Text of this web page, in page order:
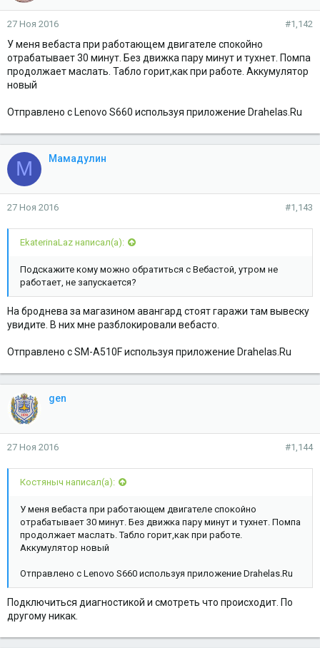
27 Ноя 2016 #1,142
У меня вебаста при работающем двигателе спокойно
отрабатывает 30 минут. Без движка пару минут и тухнет. Помпа
продолжает маслать. Табло горит,как при работе. Аккумулятор
новый
Отправлено с Lenovo S660 используя приложение Drahelas.Ru
М Мамадулин
27 Ноя 2016 #1,143
EkaterinaLaz написал(а):
Подскажите кому можно обратиться с Вебастой, утром не
работает, не запускается?
На броднева за магазином авангард стоят гаражи там вывеску
увидите. В них мне разблокировали вебасто.
Отправлено с SM-A510F используя приложение Drahelas.Ru
gen
27 Ноя 2016 #1,144
Костяныч написал(а):
У меня вебаста при работающем двигателе спокойно
отрабатывает 30 минут. Без движка пару минут и тухнет. Помпа
продолжает маслать. Табло горит,как при работе.
Аккумулятор новый
Отправлено с Lenovo S660 используя приложение Drahelas.Ru
Подключиться диагностикой и смотреть что происходит. По
другому никак.